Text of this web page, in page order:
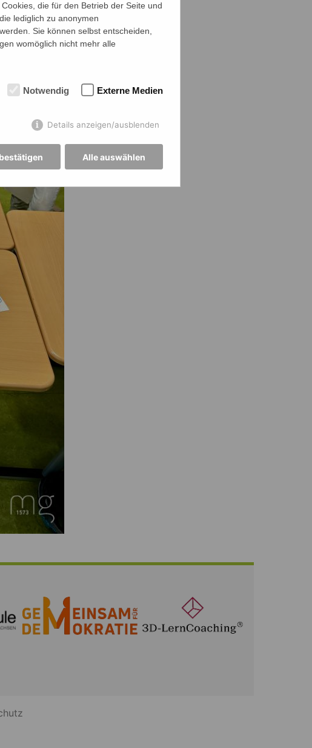
die für den Betrieb der Seite und
lediglich zu anonymen
Sie können selbst entscheiden,
womöglich nicht mehr alle
Notwendig Externe Medien
Details anzeigen/ausblenden
Alle auswählen